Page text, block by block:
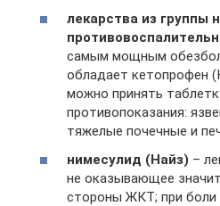
лекарства из группы
самым мощным
обладает кетопрофен
можно принять
противопоказания:
тяжелые почечные и
нимесулид (Найз) –
не оказывающее
стороны ЖКТ; при боли